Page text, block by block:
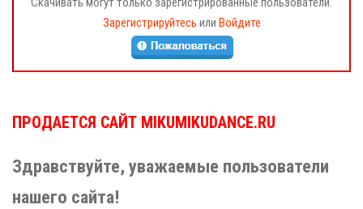
Зарегистрируйтесь или Войдите
ПРОДАЕТСЯ САЙТ MIKUMIKUDANCE.RU
Здравствуйте, уважаемые пользователи
нашего сайта!